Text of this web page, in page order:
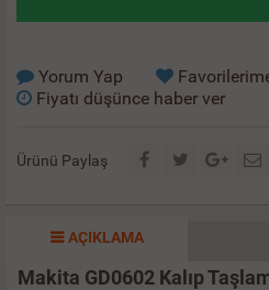
Yorum Yap
Fiyatı düşünce haber ver
Ürünü Paylaş
AÇIKLAMA
Makita GD0602 Kalıp